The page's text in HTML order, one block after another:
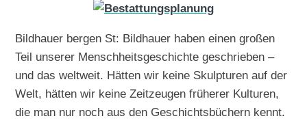
Bildhauer bergen St: Bildhauer haben einen großen
Teil unserer Menschheitsgeschichte geschrieben –
und das weltweit. Hätten wir keine Skulpturen auf der
Welt, hätten wir keine Zeitzeugen früherer Kulturen,
die man nur noch aus den Geschichtsbüchern kennt.